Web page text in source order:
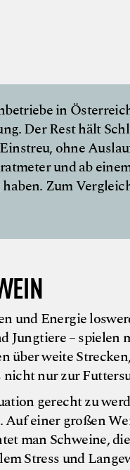
in
Der Rest hält
ohne
und ab
Zum
und Energie
Jungtiere –
über weite
nicht nur zur
gerecht zu
einer großen
man Schweine,
Stress und